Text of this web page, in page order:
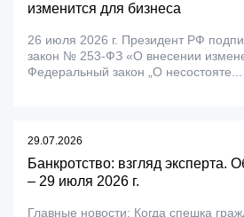
изменится для бизнеса
26 июля 2026 г. Президент РФ
закон № 253-ФЗ «О внесении
Федеральный закон „О несостояте...
29.07.2026
Банкротство: взгляд эксперта.
– 29 июля 2026 г.
Главные новости: Когда спешка